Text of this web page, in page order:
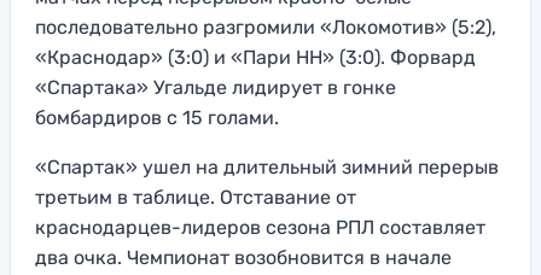
последовательно разгромили «Локомотив» (5:2),
«Краснодар» (3:0) и «Пари НН» (3:0). Форвард
«Спартака» Угальде лидирует в гонке
бомбардиров с 15 голами.
«Спартак» ушел на длительный зимний перерыв
третьим в таблице. Отставание от
краснодарцев-лидеров сезона РПЛ составляет
два очка. Чемпионат возобновится в начале